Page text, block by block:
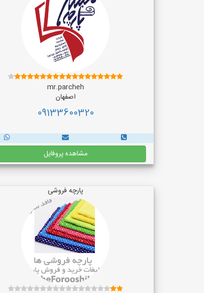
mr.parcheh
اصفهان
09133600320
مشاهده پروفایل
پارچه فروشی